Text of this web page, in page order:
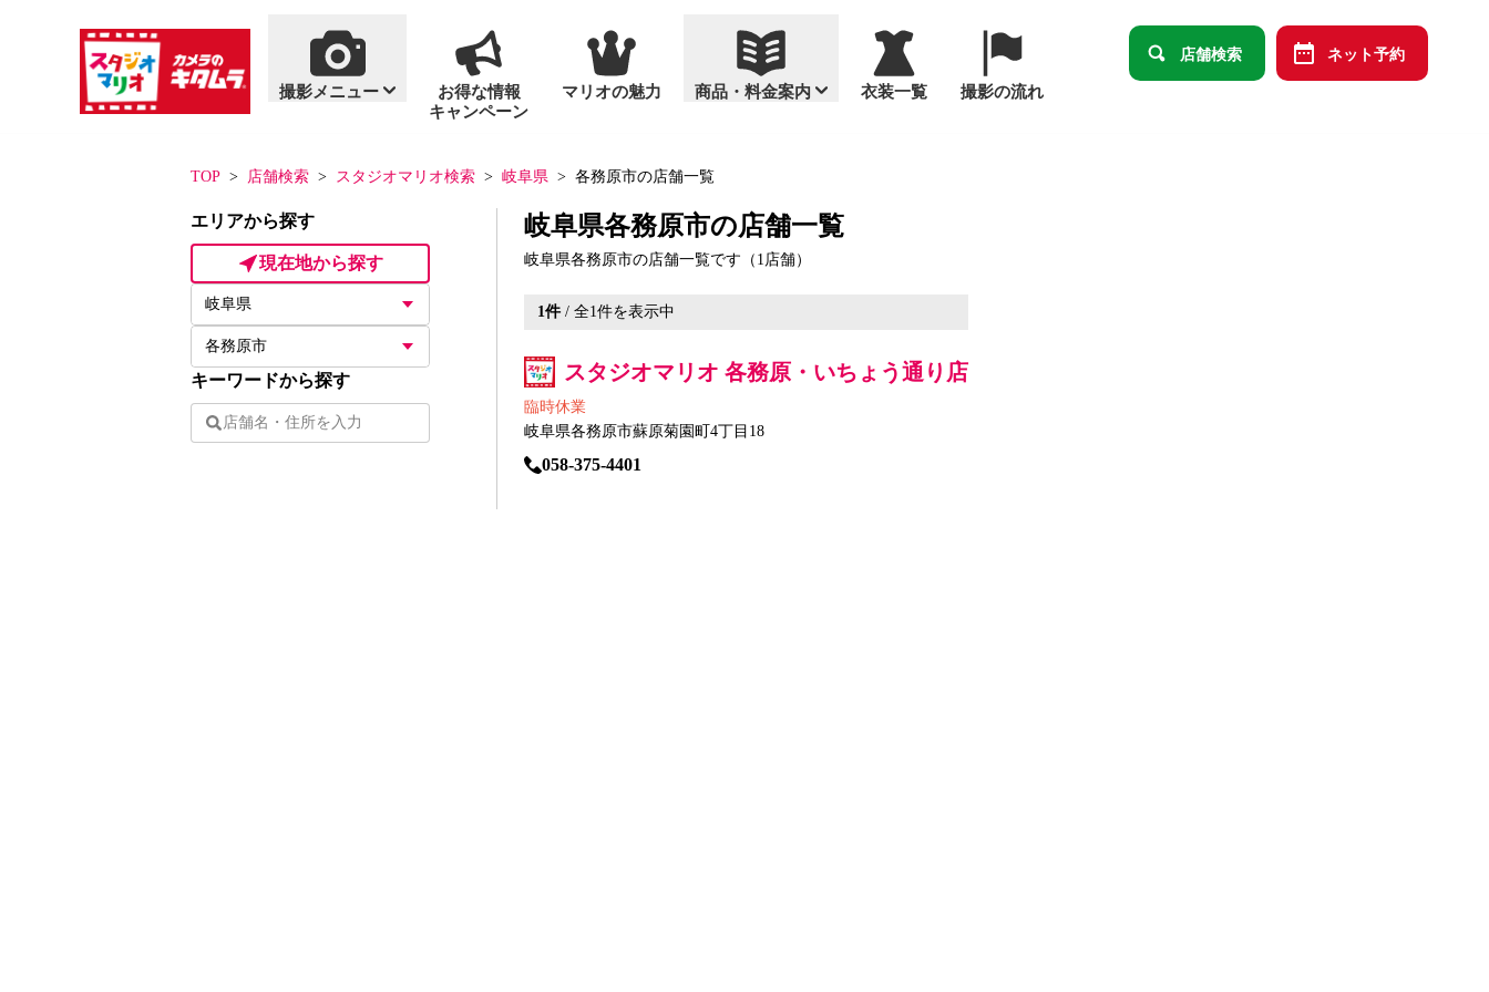
撮影メニュー
撮影メニュー
一覧を見る
おすすめ撮影
七五三
お宮参り
百日祝い・お食い初め
お誕生日（バースデーフォ
ト）
ハーフバースデー
マタニティ
「いないいないばあっ！」なかよしフォト
桃の節句・ひな祭り
十歳（ととせ）の祝い
お得な情報
キャンペーン
マリオの魅力 商品・料金案内
商品・料金案内
一覧を見る
単品商品
写真集
台紙
アルバム
プリント写真
フォトフレーム
画像データ販売
フォトグッズ
「いないいないばあっ！」なかよしフォトグッズ
「いないいないばあっ！」デザイン商品オリジナルセット
衣装一覧 撮影の流れ
ネット予約
店舗検索
TOP 店舗検索 スタジオマリオ検索 岐阜県 各務原市の店舗一覧
エリアから探す
現在地から探す
キーワードから探す
岐阜県各務原市の店舗一覧
岐阜県各務原市の店舗一覧です（1店舗）
1件 / 全1件を表示中
スタジオマリオ 各務原・いちょう通り店
臨時休業
岐阜県各務原市蘇原菊園町4丁目18
058-375-4401